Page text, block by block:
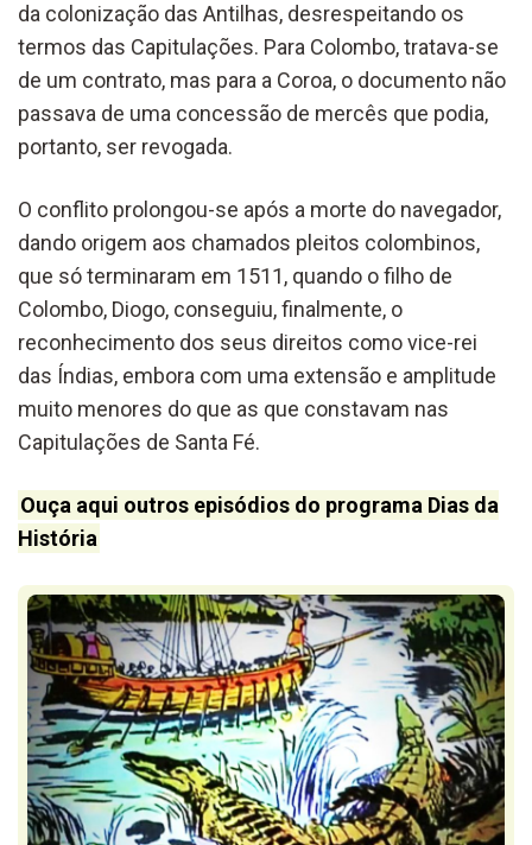
da colonização das Antilhas, desrespeitando os
termos das Capitulações. Para Colombo, tratava-se
de um contrato, mas para a Coroa, o documento não
passava de uma concessão de mercês que podia,
portanto, ser revogada.
O conflito prolongou-se após a morte do navegador,
dando origem aos chamados pleitos colombinos,
que só terminaram em 1511, quando o filho de
Colombo, Diogo, conseguiu, finalmente, o
reconhecimento dos seus direitos como vice-rei
das Índias, embora com uma extensão e amplitude
muito menores do que as que constavam nas
Capitulações de Santa Fé.
Ouça aqui outros episódios do programa Dias da
História